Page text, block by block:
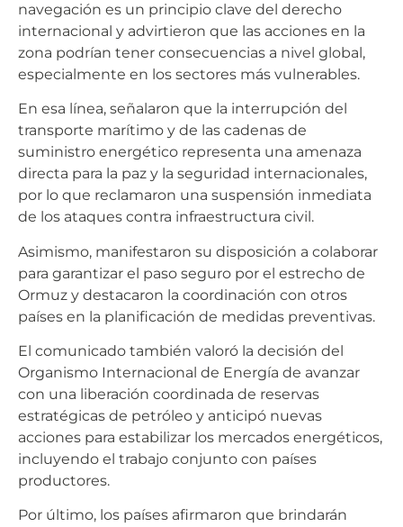
navegación es un principio clave del derecho
internacional y advirtieron que las acciones en la
zona podrían tener consecuencias a nivel global,
especialmente en los sectores más vulnerables.
En esa línea, señalaron que la interrupción del
transporte marítimo y de las cadenas de
suministro energético representa una amenaza
directa para la paz y la seguridad internacionales,
por lo que reclamaron una suspensión inmediata
de los ataques contra infraestructura civil.
Asimismo, manifestaron su disposición a colaborar
para garantizar el paso seguro por el estrecho de
Ormuz y destacaron la coordinación con otros
países en la planificación de medidas preventivas.
El comunicado también valoró la decisión del
Organismo Internacional de Energía de avanzar
con una liberación coordinada de reservas
estratégicas de petróleo y anticipó nuevas
acciones para estabilizar los mercados energéticos,
incluyendo el trabajo conjunto con países
productores.
Por último, los países afirmaron que brindarán